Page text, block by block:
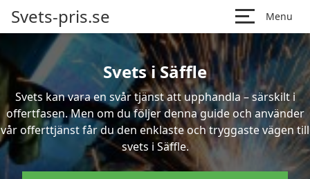
Svets-pris.se Menu
Svets i Säffle
Svets kan vara en svår tjänst att upphandla – särskilt i
offertfasen. Men om du följer denna guide och använder
vår offerttjänst får du den enklaste och tryggaste vägen till
svets i Säffle.